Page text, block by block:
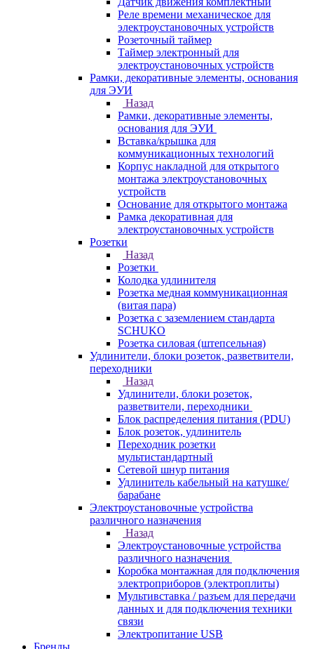
Реле времени механическое для
электроустановочных устройств
Розеточный таймер
Таймер электронный для
электроустановочных устройств
Рамки, декоративные элементы, основания
для ЭУИ
Назад
Рамки, декоративные элементы,
основания для ЭУИ
Вставка/крышка для
коммуникационных технологий
Корпус накладной для открытого
монтажа электроустановочных
устройств
Основание для открытого монтажа
Рамка декоративная для
электроустановочных устройств
Розетки
Назад
Розетки
Колодка удлинителя
Розетка медная коммуникационная
(витая пара)
Розетка с заземлением стандарта
SCHUKO
Розетка силовая (штепсельная)
Удлинители, блоки розеток, разветвители,
переходники
Назад
Удлинители, блоки розеток,
разветвители, переходники
Блок распределения питания (PDU)
Блок розеток, удлинитель
Переходник розетки
мультистандартный
Сетевой шнур питания
Удлинитель кабельный на катушке/
барабане
Электроустановочные устройства
различного назначения
Назад
Электроустановочные устройства
различного назначения
Коробка монтажная для подключения
электроприборов (электроплиты)
Мультивставка / разъем для передачи
данных и для подключения техники
связи
Электропитание USB
Бренды